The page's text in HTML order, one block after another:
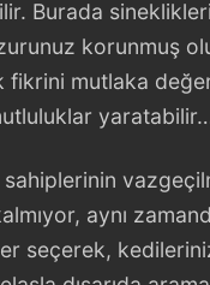
Burada
korunmuş
fikrini mutlaka
sahiplerinin
aynı
seçerek,